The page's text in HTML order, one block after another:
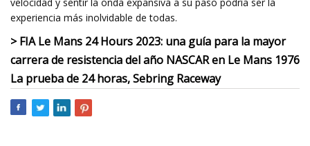
experiencia más inolvidable de todas.
> FIA Le Mans 24 Hours 2023: una guía para la mayor
carrera de resistencia del año NASCAR en Le Mans 1976
La prueba de 24 horas, Sebring Raceway